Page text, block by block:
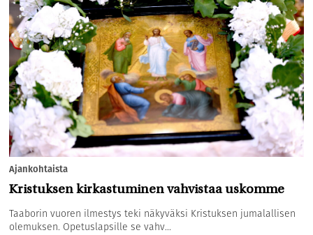
Ajankohtaista
Kristuksen kirkastuminen vahvistaa uskomme
Taaborin vuoren ilmestys teki näkyväksi Kristuksen jumalallisen
olemuksen. Opetuslapsille se vahv...